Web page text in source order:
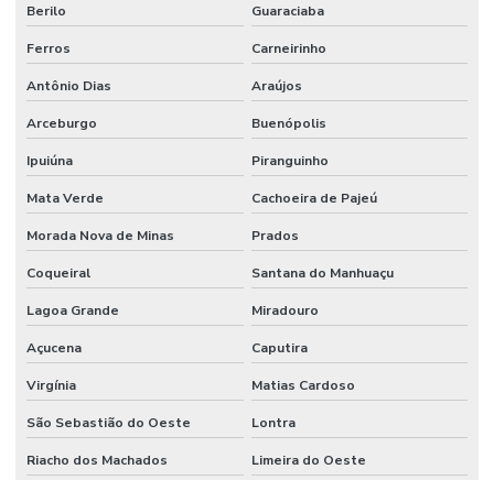
Berilo Guaraciaba
Ferros Carneirinho
Antônio Dias Araújos
Arceburgo Buenópolis
Ipuiúna Piranguinho
Mata Verde Cachoeira de Pajeú
Morada Nova de Minas Prados
Coqueiral Santana do Manhuaçu
Lagoa Grande Miradouro
Açucena Caputira
Virgínia Matias Cardoso
São Sebastião do Oeste Lontra
Riacho dos Machados Limeira do Oeste